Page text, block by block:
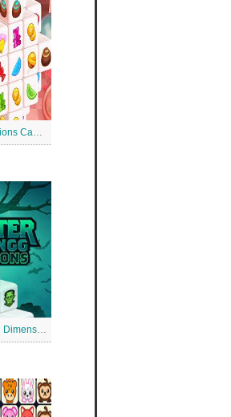
Mahjongg Dimensions Candy 640 de secunde
Monster Mahjongg Dimensions